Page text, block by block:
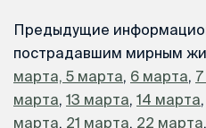
Предыдущие
пострадавшим мирным
марта, 5 марта, 6 марта,
марта, 13 марта, 14 марта,
марта, 21 марта, 22 марта,